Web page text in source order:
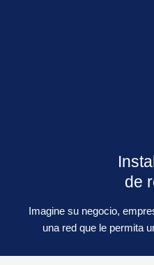
de
Imagine su negocio,
una red que le permita